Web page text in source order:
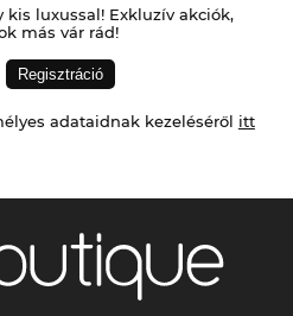
luxussal! Exkluzív akciók,
más vár rád!
adataidnak kezeléséről itt